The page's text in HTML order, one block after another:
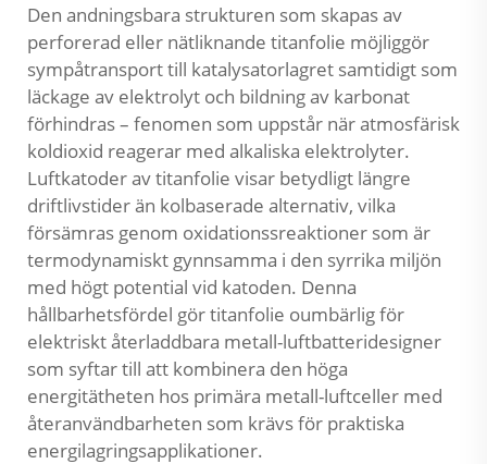
Den andningsbara strukturen som skapas av
perforerad eller nätliknande titanfolie möjliggör
sympåtransport till katalysatorlagret samtidigt som
läckage av elektrolyt och bildning av karbonat
förhindras – fenomen som uppstår när atmosfärisk
koldioxid reagerar med alkaliska elektrolyter.
Luftkatoder av titanfolie visar betydligt längre
driftlivstider än kolbaserade alternativ, vilka
försämras genom oxidationssreaktioner som är
termodynamiskt gynnsamma i den syrrika miljön
med högt potential vid katoden. Denna
hållbarhetsfördel gör titanfolie oumbärlig för
elektriskt återladdbara metall-luftbatteridesigner
som syftar till att kombinera den höga
energitätheten hos primära metall-luftceller med
återanvändbarheten som krävs för praktiska
energilagringsapplikationer.